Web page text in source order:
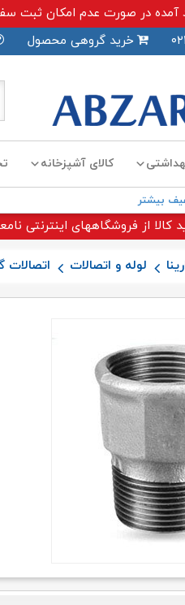
صورت عدم امکان ثبت سفارش اینترنتی با
خرید گروهی محصول
کالای آشپزخانه
بیشتر
کالا از فروشگاههای اینترنتی
لوله و اتصالات اتصالات